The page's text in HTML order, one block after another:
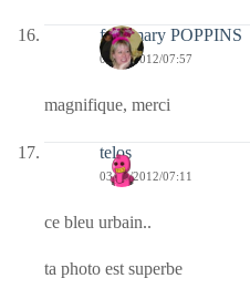
fabymary POPPINS
03/04/2012/07:57
magnifique, merci
telos
03/04/2012/07:11
ce bleu urbain..
ta photo est superbe